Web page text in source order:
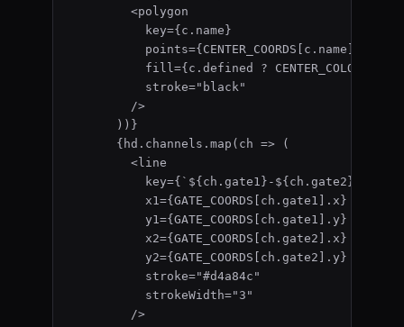
<polygon
key={ c . name }
points={ CENTER_COORDS [c . name
fill={ c . defined ? CENTER_COLORS
stroke=" black"
/>
)) }
{ hd . channels . map ( ch => (
< line
key={ ` ${ ch . gate1 } - ${ ch . gate2 }
x1={ GATE_COORDS [ch . gate1 . x }
y1={ GATE_COORDS [ch . gate1 . y }
x2={ GATE_COORDS [ch . gate2 . x }
y2={ GATE_COORDS [ch . gate2 . y }
stroke="#d4a84c "
strokeWidth=" 3 "
/>